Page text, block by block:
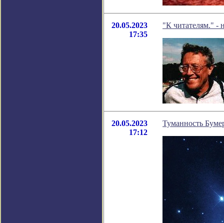
20.05.2023
17:35
"К читателям." -
20.05.2023
17:12
Туманность